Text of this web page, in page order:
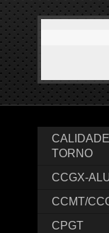
TORNO
CCGX-
CCMT/
CPGT